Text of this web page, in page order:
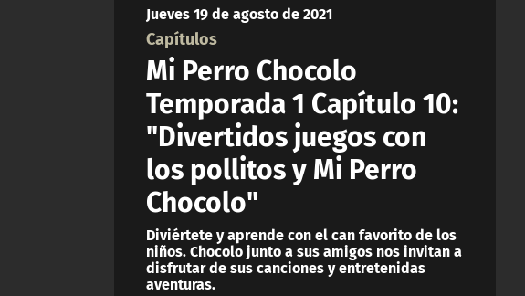
Jueves 19 de agosto de 2021
Capítulos
Mi Perro Chocolo
Temporada 1 Capítulo 10:
"Divertidos juegos con
los pollitos y Mi Perro
Chocolo"
Diviértete y aprende con el can favorito de los
niños. Chocolo junto a sus amigos nos invitan a
disfrutar de sus canciones y entretenidas
aventuras.